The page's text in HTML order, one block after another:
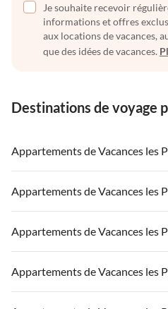
Je souhaite recevoir
informations et offres
aux locations de vacances,
que des idées de vacances.
Destinations de voyage
Appartements de Vacances les
Appartements de Vacances à France
Appartements de Vacances à Paris-Ile
Appartements de Vacances à Paris
Appartements de Vacances à Côte
Appartements de Vacances les
Appartements de Vacances à France
Appartements de Vacances à Paris-Ile
Appartements de Vacances à Paris
Appartements de Vacances les
Appartements de Vacances à France
Appartements de Vacances à Paris-Ile
Appartements de Vacances les